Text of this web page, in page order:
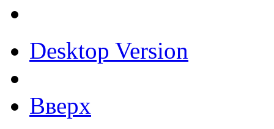
Desktop Version
Вверх